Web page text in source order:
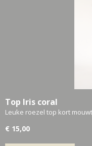
Top Iris coral
Leuke roezel top kort
€ 15,00